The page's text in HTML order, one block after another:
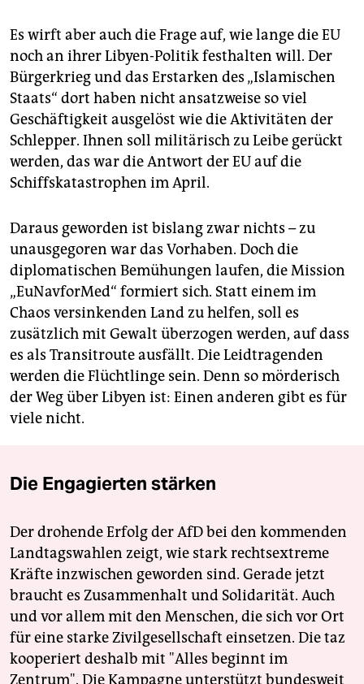
Es wirft aber auch die Frage auf, wie lange die EU
noch an ihrer Libyen-Politik festhalten will. Der
Bürgerkrieg und das Erstarken des „Islamischen
Staats“ dort haben nicht ansatzweise so viel
Geschäftigkeit ausgelöst wie die Aktivitäten der
Schlepper. Ihnen soll militärisch zu Leibe gerückt
werden, das war die Antwort der EU auf die
Schiffskatastrophen im April.
Daraus geworden ist bislang zwar nichts – zu
unausgegoren war das Vorhaben. Doch die
diplomatischen Bemühungen laufen, die Mission
„EuNavforMed“ formiert sich. Statt einem im
Chaos versinkenden Land zu helfen, soll es
zusätzlich mit Gewalt überzogen werden, auf dass
es als Transitroute ausfällt. Die Leidtragenden
werden die Flüchtlinge sein. Denn so mörderisch
der Weg über Libyen ist: Einen anderen gibt es für
viele nicht.
Die Engagierten stärken
Der drohende Erfolg der AfD bei den kommenden
Landtagswahlen zeigt, wie stark rechtsextreme
Kräfte inzwischen geworden sind. Gerade jetzt
braucht es Zusammenhalt und Solidarität. Auch
und vor allem mit den Menschen, die sich vor Ort
für eine starke Zivilgesellschaft einsetzen. Die taz
kooperiert deshalb mit "Alles beginnt im
Zentrum". Die Kampagne unterstützt bundesweit